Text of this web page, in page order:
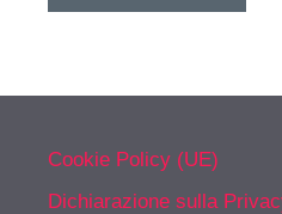
Cookie Policy (UE)
Dichiarazione sulla